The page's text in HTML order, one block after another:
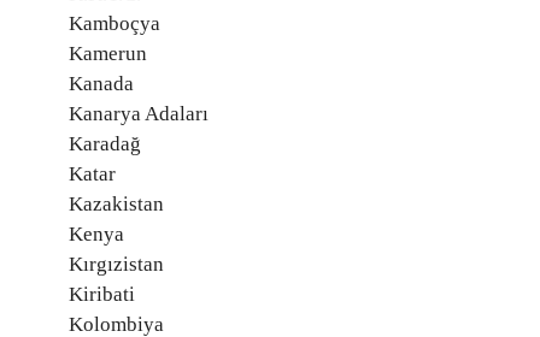
Kamboçya
Kamerun
Kanada
Kanarya Adaları
Karadağ
Katar
Kazakistan
Kenya
Kırgızistan
Kiribati
Kolombiya